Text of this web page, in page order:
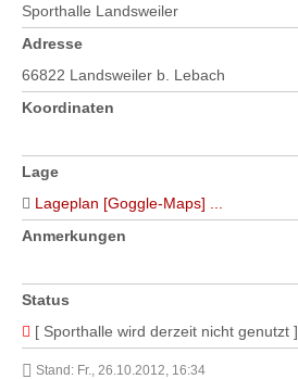
Sporthalle Landsweiler
Adresse
66822 Landsweiler b. Lebach
Koordinaten
Lage
Lageplan [Goggle-Maps] ...
Anmerkungen
Status
[ Sporthalle wird derzeit nicht genutzt ]
Stand: Fr., 26.10.2012, 16:34